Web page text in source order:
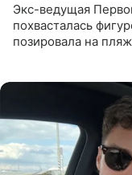
Экс-ведущая
похвасталась
позировала на